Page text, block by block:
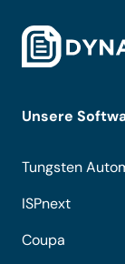
Unsere
Tungsten
ISPnext
Coupa